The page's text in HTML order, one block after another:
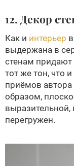
12. Декор
Как и интерьер
выдержана в
стенам
тот же тон, что
приёмов
образом,
выразительной,
перегружен.